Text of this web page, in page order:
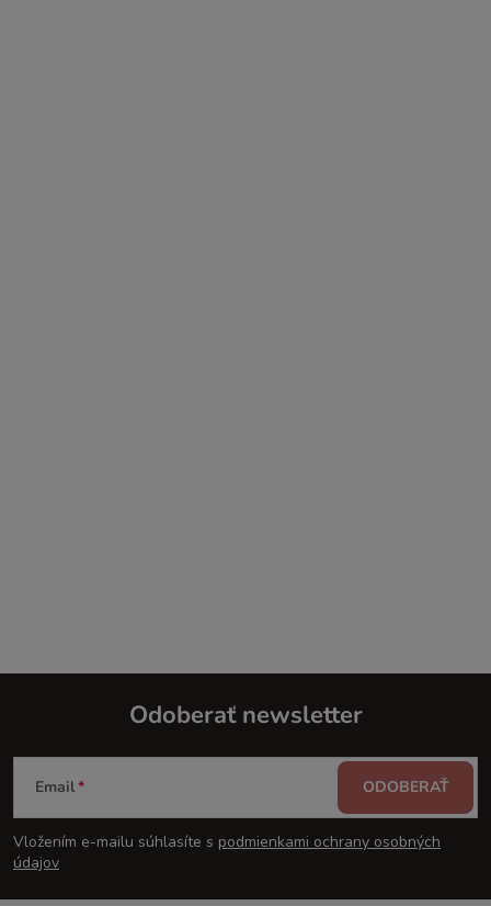
Z
á
p
Odoberať newsletter
Email
Vložením e-mailu súhlasíte s podmienkami ochrany osobných
údajov
ODOBERAŤ